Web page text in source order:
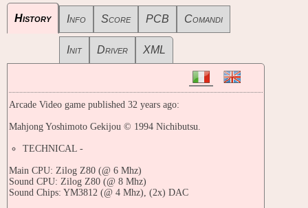
History Info Score PCB Comandi
Init Driver XML
Arcade Video game published 32 years ago:
Mahjong Yoshimoto Gekijou © 1994 Nichibutsu.
TECHNICAL -
Main CPU: Zilog Z80 (@ 6 Mhz)
Sound CPU: Zilog Z80 (@ 8 Mhz)
Sound Chips: YM3812 (@ 4 Mhz), (2x) DAC